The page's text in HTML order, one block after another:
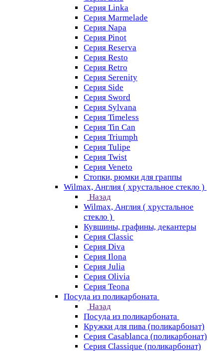
Серия Linka
Серия Marmelade
Серия Napa
Серия Pinot
Серия Reserva
Серия Resto
Серия Retro
Серия Serenity
Серия Side
Серия Sword
Серия Sуlvana
Серия Timeless
Серия Tin Can
Серия Triumph
Серия Tulipe
Серия Twist
Серия Veneto
Стопки, рюмки для граппы
Wilmax, Англия ( хрустальное стекло )
Назад
Wilmax, Англия ( хрустальное
стекло )
Кувшины, графины, декантеры
Серия Classic
Серия Diva
Серия Ilona
Серия Julia
Серия Olivia
Серия Teona
Посуда из поликарбоната
Назад
Посуда из поликарбоната
Кружки для пива (поликарбонат)
Серия Casablanсa (поликарбонат)
Серия Classique (поликарбонат)